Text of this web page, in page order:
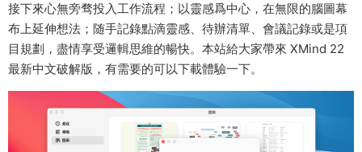
接下來心無旁骛投入工作流程；以靈感爲中心，在無限的腦圖幕
布上延伸想法；随手記錄點滴靈感、待辦清單、會議記錄或是項
目規劃，盡情享受邏輯思維的暢快。本站給大家帶來 XMind 22
最新中文破解版，有需要的可以下載體驗一下。